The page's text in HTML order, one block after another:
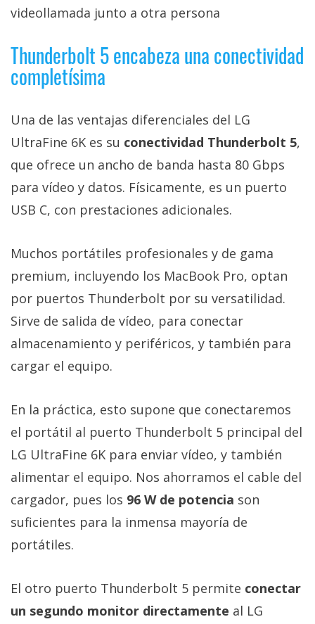
videollamada junto a otra persona
Thunderbolt 5 encabeza una conectividad
completísima
Una de las ventajas diferenciales del LG
UltraFine 6K es su conectividad Thunderbolt 5,
que ofrece un ancho de banda hasta 80 Gbps
para vídeo y datos. Físicamente, es un puerto
USB C, con prestaciones adicionales.
Muchos portátiles profesionales y de gama
premium, incluyendo los MacBook Pro, optan
por puertos Thunderbolt por su versatilidad.
Sirve de salida de vídeo, para conectar
almacenamiento y periféricos, y también para
cargar el equipo.
En la práctica, esto supone que conectaremos
el portátil al puerto Thunderbolt 5 principal del
LG UltraFine 6K para enviar vídeo, y también
alimentar el equipo. Nos ahorramos el cable del
cargador, pues los 96 W de potencia son
suficientes para la inmensa mayoría de
portátiles.
El otro puerto Thunderbolt 5 permite conectar
un segundo monitor directamente al LG